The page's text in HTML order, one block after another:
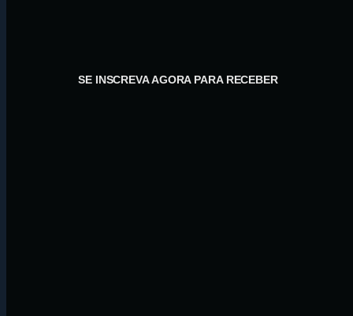
SE INSCREVA AGORA PARA RECEBER